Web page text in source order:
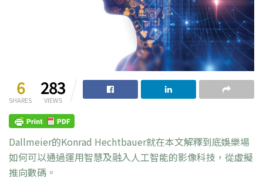
6
SHARES
283
VIEWS
Dallmeier的Konrad Hechtbauer就在本文解釋到底娛樂場
如何可以通過運用智慧及融入人工智能的影像科技，從虛擬
推向數碼。